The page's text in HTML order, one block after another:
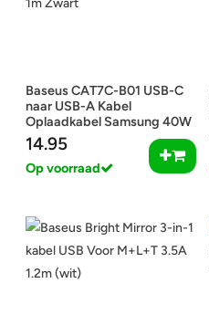
Baseus CAT7C-B01 USB-C
naar USB-A Kabel
Oplaadkabel Samsung 40W
1m Zwart
14.95
Op voorraad